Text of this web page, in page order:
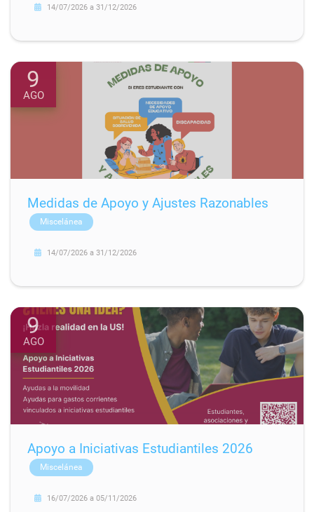
14/07/2026 a 31/12/2026
9
AGO
Medidas de Apoyo y Ajustes Razonables
Miscelánea
14/07/2026 a 31/12/2026
9
AGO
Apoyo a Iniciativas Estudiantiles 2026
Miscelánea
16/07/2026 a 05/11/2026